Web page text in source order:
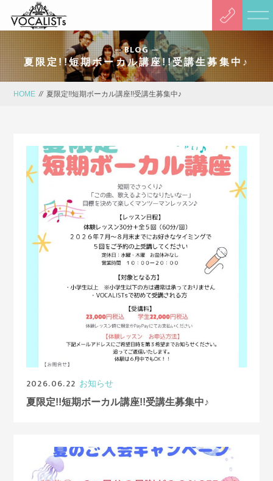
BLOG
夏限定!!短期ボーカル講座!!受講生募集中♪
HOME // 夏限定!!短期ボーカル講座!!受講生募集中♪
2026.06.22 お知らせ
夏限定!!短期ボーカル講座!!受講生募集中♪